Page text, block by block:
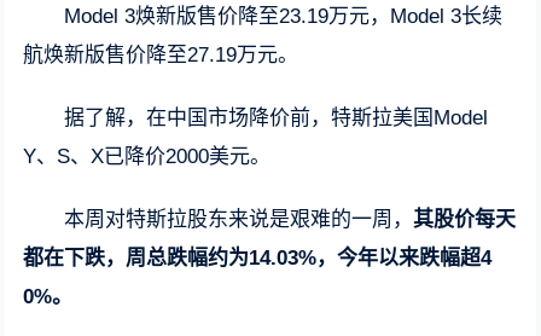
Model 3焕新版售价降至23.19万元，Model 3长续
航焕新版售价降至27.19万元。
据了解，在中国市场降价前，特斯拉美国Model
Y、S、X已降价2000美元。
本周对特斯拉股东来说是艰难的一周， 其股价每天
都在下跌，周总跌幅约为14.03%，今年以来跌幅超4
0%。